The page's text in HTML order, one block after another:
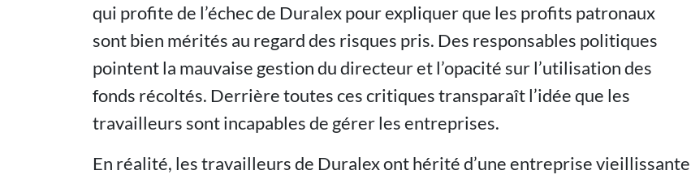
qui profite de l’échec de Duralex pour expliquer que les profits patronaux
sont bien mérités au regard des risques pris. Des responsables politiques
pointent la mauvaise gestion du directeur et l’opacité sur l’utilisation des
fonds récoltés. Derrière toutes ces critiques transparaît l’idée que les
travailleurs sont incapables de gérer les entreprises.
En réalité, les travailleurs de Duralex ont hérité d’une entreprise vieillissante